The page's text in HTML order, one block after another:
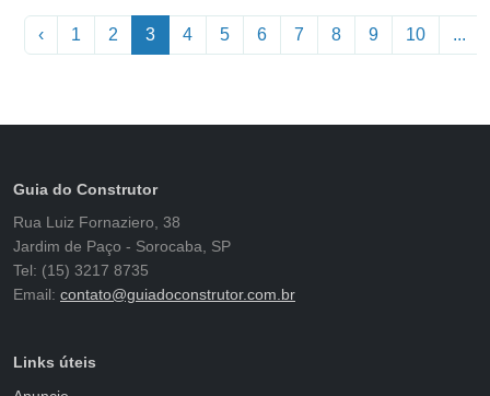
‹ 1 2 3 4 5 6 7 8 9 10 ...
Guia do Construtor
Rua Luiz Fornaziero, 38
Jardim de Paço - Sorocaba, SP
Tel: (15) 3217 8735
Email: contato@guiadoconstrutor.com.br
Links úteis